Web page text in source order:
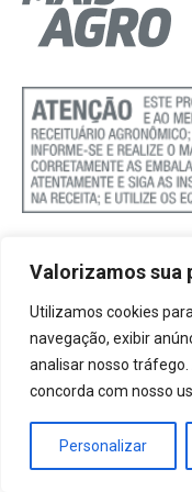
Valorizamos sua
Utilizamos cookies
navegação, exibir
analisar nosso tráfego.
concorda com nosso
Personalizar
evidente a
final do
Especiais (BSCA
®2026 Mais